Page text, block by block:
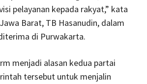
pelayanan kepada rakyat,” kata
Barat, TB Hasanudin, dalam
di Purwakarta.
menjadi alasan kedua partai
tersebut untuk menjalin